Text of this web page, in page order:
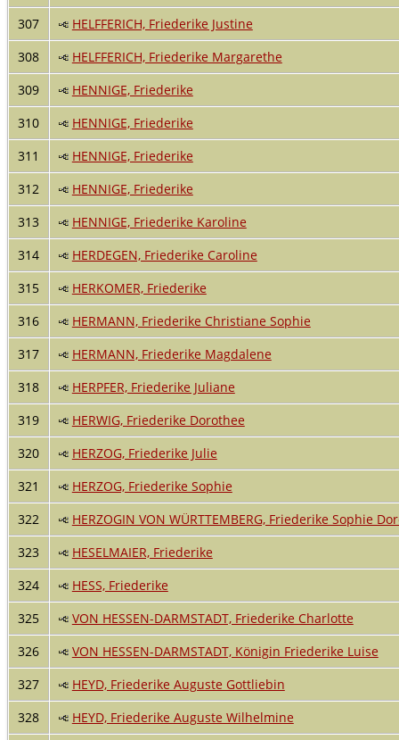
307
HELFFERICH, Friederike Justine
308
HELFFERICH, Friederike Margarethe
309
HENNIGE, Friederike
310
HENNIGE, Friederike
311
HENNIGE, Friederike
312
HENNIGE, Friederike
313
HENNIGE, Friederike Karoline
314
HERDEGEN, Friederike Caroline
315
HERKOMER, Friederike
316
HERMANN, Friederike Christiane Sophie
317
HERMANN, Friederike Magdalene
318
HERPFER, Friederike Juliane
319
HERWIG, Friederike Dorothee
320
HERZOG, Friederike Julie
321
HERZOG, Friederike Sophie
322
HERZOGIN VON WÜRTTEMBERG, Friederike Sophie
323
HESELMAIER, Friederike
324
HESS, Friederike
325
VON HESSEN-DARMSTADT, Friederike Charlotte
326
VON HESSEN-DARMSTADT, Königin Friederike Luise
327
HEYD, Friederike Auguste Gottliebin
328
HEYD, Friederike Auguste Wilhelmine